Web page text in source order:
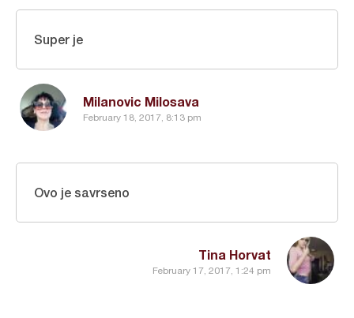
Milanovic Milosava
February 18, 2017, 8:13 pm
Super je
Tina Horvat
February 17, 2017, 1:24 pm
Ovo je savrseno